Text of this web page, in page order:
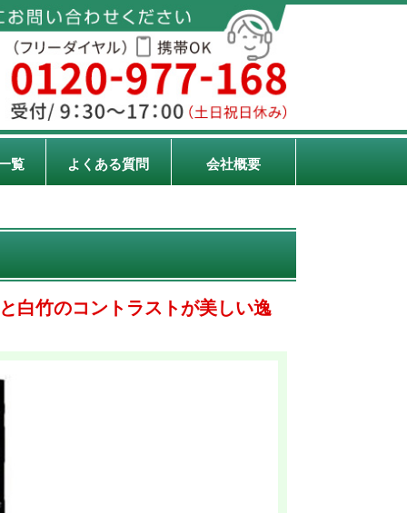
覧 よくある質問 会社概要
白竹のコントラストが美しい逸